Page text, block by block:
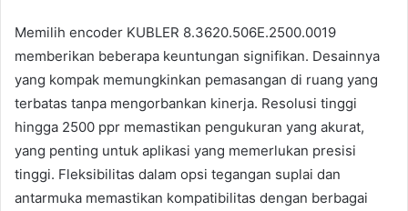
Memilih encoder KUBLER 8.3620.506E.2500.0019
memberikan beberapa keuntungan signifikan. Desainnya
yang kompak memungkinkan pemasangan di ruang yang
terbatas tanpa mengorbankan kinerja. Resolusi tinggi
hingga 2500 ppr memastikan pengukuran yang akurat,
yang penting untuk aplikasi yang memerlukan presisi
tinggi. Fleksibilitas dalam opsi tegangan suplai dan
antarmuka memastikan kompatibilitas dengan berbagai